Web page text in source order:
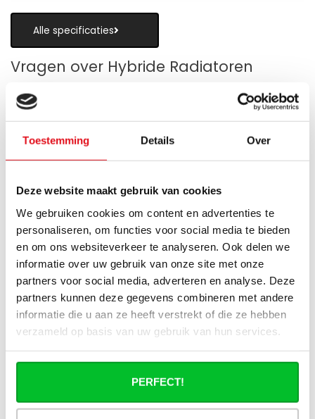
Toestemming Details Over
Deze website maakt gebruik van cookies
We gebruiken cookies om content en advertenties te
personaliseren, om functies voor social media te bieden
en om ons websiteverkeer te analyseren. Ook delen we
informatie over uw gebruik van onze site met onze
partners voor social media, adverteren en analyse. Deze
partners kunnen deze gegevens combineren met andere
informatie die u aan ze heeft verstrekt of die ze hebben
verzameld op basis van uw gebruik van hun services.
PERFECT!
Alle specificaties
Vragen over Hybride Radiatoren
Is een hybride paneelradiator geschikt
Wanneer zijn de warmteboosters het
meest nuttig?
Wat is technisch gezien een hybride
paneelradiator?
Hoe verschilt de warmteafgifte van een
hybride paneelradiator ten opzichte van
Wat is het voordeel van geïntegreerde
radiatorventilatoren?